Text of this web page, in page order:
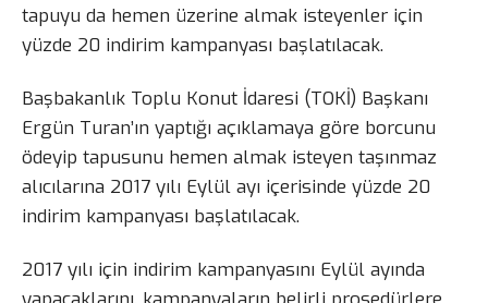
tapuyu da hemen üzerine almak isteyenler için
yüzde 20 indirim kampanyası başlatılacak.
Başbakanlık Toplu Konut İdaresi (TOKİ) Başkanı
Ergün Turan’ın yaptığı açıklamaya göre borcunu
ödeyip tapusunu hemen almak isteyen taşınmaz
alıcılarına 2017 yılı Eylül ayı içerisinde yüzde 20
indirim kampanyası başlatılacak.
2017 yılı için indirim kampanyasını Eylül ayında